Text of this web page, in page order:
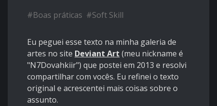
#Boas práticas #Soft Skill
Eu peguei esse texto na minha galeria de
artes no site Deviant Art (meu nickname é
"N7Dovahkiir") que postei em 2013 e resolvi
compartilhar com vocês. Eu refinei o texto
original e acrescentei mais coisas sobre o
assunto.